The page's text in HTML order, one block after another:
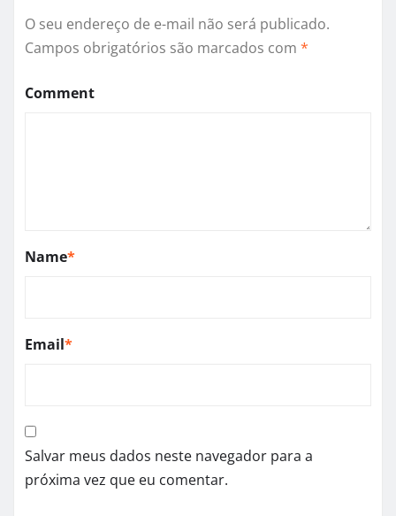
O seu endereço de e-mail não será publicado.
Campos obrigatórios são marcados com *
Comment
Name*
Email*
Salvar meus dados neste navegador para a
próxima vez que eu comentar.